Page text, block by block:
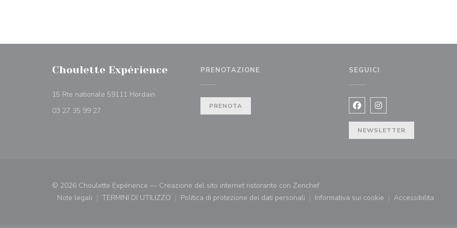
Choulette Expérience
15 Rte nationale 59111 Hordain
03 27 35 99 27
PRENOTAZIONE
PRENOTA
SEGUICI
Facebook ((apre una nuova
Instagram ((apre una
NEWSLETTER
© 2026 Choulette Expérience — Creazione del sito internet ristorante con Zenchef((apre una nuova finestra))
Note legali
((apre una nuova finestra))
TERMINI DI UTILIZZO
((apre una nuova finestra))
Politica di protezione dei dati personali
((apre una nuova finestra))
Informativa sui cookie
((apre una nuova finestra))
Accessibilita
((apre una